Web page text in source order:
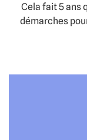
Cela fait 5 ans
démarches